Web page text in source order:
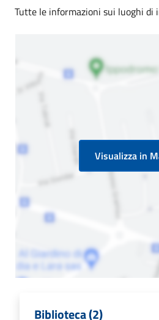
Tutte le informazioni sui luoghi di
Visualizza in
Biblioteca (2)